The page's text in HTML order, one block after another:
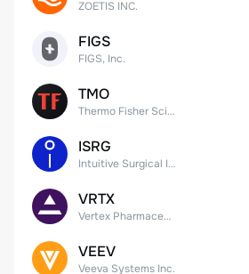
ZOETIS INC.
FIGS
FIGS, Inc.
TMO
Thermo Fisher Scientific, Inc.
ISRG
Intuitive Surgical Inc.
VRTX
Vertex Pharmaceuticals Inc
VEEV
Veeva Systems Inc.